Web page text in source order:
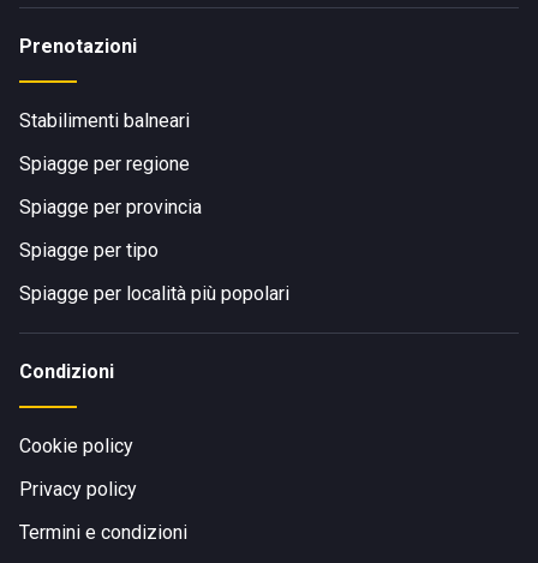
Prenotazioni
Stabilimenti balneari
Spiagge per regione
Spiagge per provincia
Spiagge per tipo
Spiagge per località più popolari
Condizioni
Cookie policy
Privacy policy
Termini e condizioni